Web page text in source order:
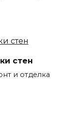
стен
и отделка